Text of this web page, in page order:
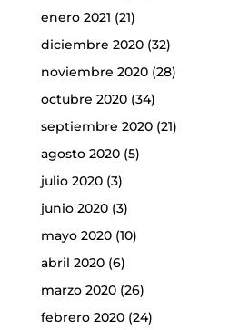
enero 2021 (21)
diciembre 2020(32)
noviembre 2020(28)
octubre 2020(34)
septiembre 2020(21)
agosto 2020(5)
julio 2020(3)
junio 2020(3)
mayo 2020(10)
abril 2020(6)
marzo 2020(26)
febrero 2020(24)